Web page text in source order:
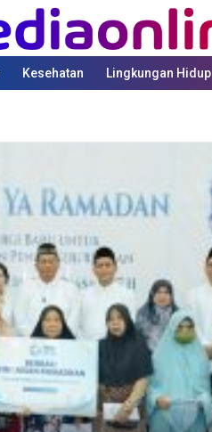
Kesehatan Lingkungan Hidup